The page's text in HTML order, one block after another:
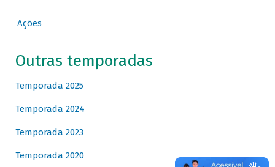
Ações
Outras temporadas
Temporada 2025
Temporada 2024
Temporada 2023
Temporada 2020